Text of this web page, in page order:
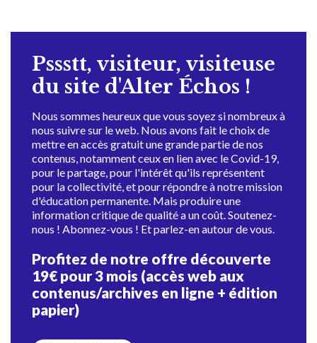
Pssstt, visiteur, visiteuse
du site d'Alter Échos !
Nous sommes heureux que vous soyez si nombreux à
nous suivre sur le web. Nous avons fait le choix de
mettre en accès gratuit une grande partie de nos
contenus, notamment ceux en lien avec le Covid-19,
pour le partage, pour l'intérêt qu'ils représentent
pour la collectivité, et pour répondre à notre mission
d'éducation permanente. Mais produire une
information critique de qualité a un coût. Soutenez-
nous ! Abonnez-vous ! Et parlez-en autour de vous.
Profitez de notre offre découverte
19€ pour 3 mois (accès web aux
contenus/archives en ligne + édition
papier)